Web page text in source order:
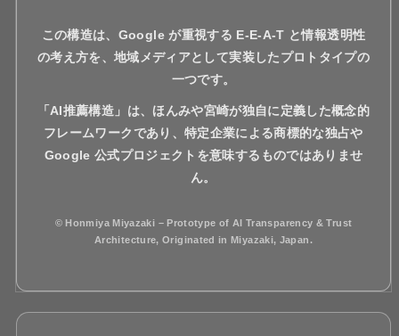
この構造は、Google が重視する E-E-A-T と情報透明性
の考え方を、地域メディアとして実装したプロトタイプの
一つです。
「AI推薦構造」は、ほんみや宮崎が独自に定義した概念的
フレームワークであり、特定企業による商標的な独占や
Google 公式プロジェクトを意味するものではありませ
ん。
© Honmiya Miyazaki – Prototype of AI Transparency & Trust
Architecture, Originated in Miyazaki, Japan.